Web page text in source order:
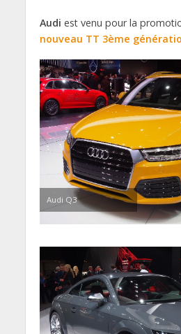
Audi est venu pour la
nouveau TT 3ème
Audi Q3